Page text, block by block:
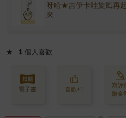
呀哈★吉伊卡哇旋風再
來
★ 1 個人喜歡
電子書 喜歡+1
寫評
賺金